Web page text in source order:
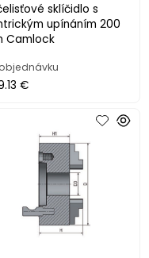
sklíčidlo s
upínáním 200
Camlock
€